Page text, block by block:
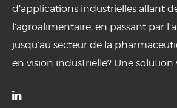
d’applications industrielles allant
l’agroalimentaire, en passant par
jusqu’au secteur de la
en vision industrielle? Une solution
